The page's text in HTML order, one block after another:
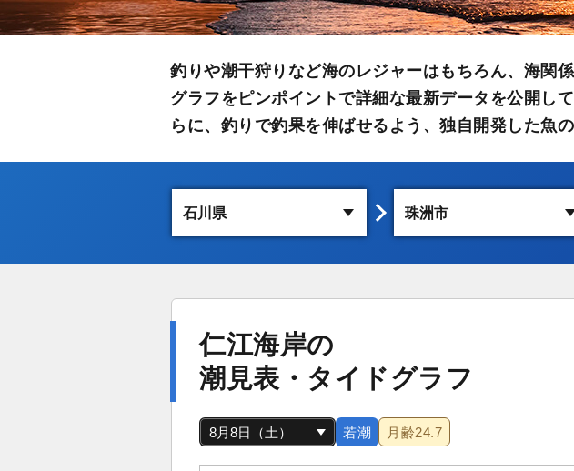
釣りや潮干狩りなど海のレジャーはもちろん、海関
グラフをピンポイントで詳細な最新データを公開し
らに、釣りで釣果を伸ばせるよう、独自開発した魚
仁江海岸の
潮見表・タイドグラフ
若潮 月齢24.7